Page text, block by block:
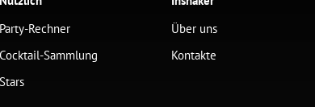
Party-Rechner
Cocktail-Sammlung
Stars
Über uns
Kontakte